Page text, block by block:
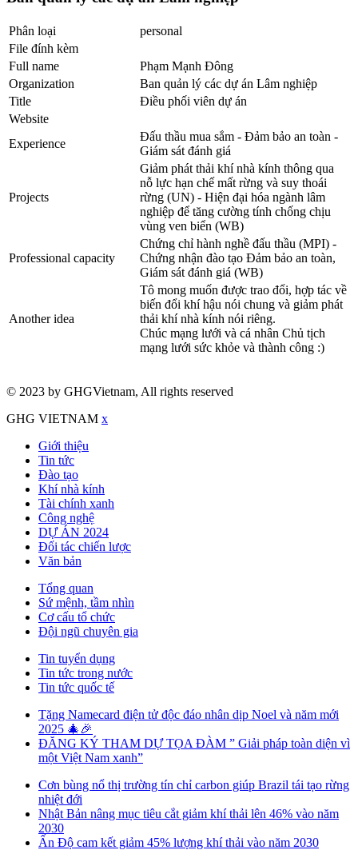
Phân loại
personal
File đính kèm
Full name
Phạm Mạnh Đông
Organization
Ban quản lý các dự án Lâm nghiệp
Title
Điều phối viên dự án
Website
Experience
Đấu thầu mua sắm - Đảm bảo an toàn -
Giám sát đánh giá
Projects
Giảm phát thải khí nhà kính thông qua
nỗ lực hạn chế mất rừng và suy thoái
rừng (UN) - Hiện đại hóa ngành lâm
nghiệp để tăng cường tính chống chịu
vùng ven biển (WB)
Professional capacity
Chứng chỉ hành nghề đấu thầu (MPI) -
Chứng nhận đào tạo Đảm bảo an toàn,
Giám sát đánh giá (WB)
Another idea
Tô mong muốn được trao đổi, hợp tác về
biến đổi khí hậu nói chung và giảm phát
thải khí nhà kính nói riêng.
Chúc mạng lưới và cá nhân Chủ tịch
mạng lưới sức khỏe và thành công :)
© 2023 by GHGVietnam, All rights reserved
GHG VIETNAM x
Giới thiệu
Tin tức
Đào tạo
Khí nhà kính
Tài chính xanh
Công nghệ
DỰ ÁN 2024
Đối tác chiến lược
Văn bản
Tổng quan
Sứ mệnh, tầm nhìn
Cơ cấu tổ chức
Đội ngũ chuyên gia
Tin tuyển dụng
Tin tức trong nước
Tin tức quốc tế
Tặng Namecard điện tử độc đáo nhân dịp Noel và năm mới
2025 🎄🎉
ĐĂNG KÝ THAM DỰ TỌA ĐÀM ” Giải pháp toàn diện vì
một Việt Nam xanh”
Cơn bùng nổ thị trường tín chỉ carbon giúp Brazil tái tạo rừng
nhiệt đới
Nhật Bản nâng mục tiêu cắt giảm khí thải lên 46% vào năm
2030
Ấn Độ cam kết giảm 45% lượng khí thải vào năm 2030